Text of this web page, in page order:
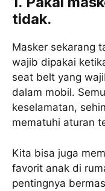
tidak.
Masker sekarang
wajib dipakai
seat belt yang
dalam mobil.
keselamatan,
mematuhi aturan
Kita bisa juga
favorit anak di
pentingnya